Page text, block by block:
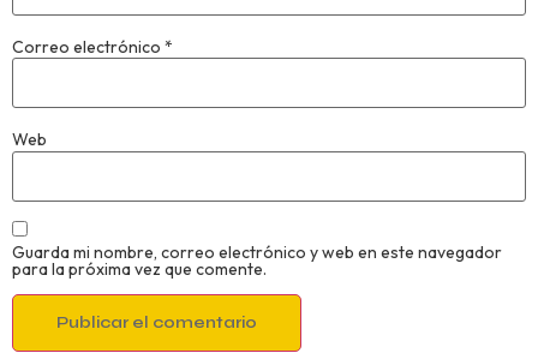
Correo electrónico *
Web
Guarda mi nombre, correo electrónico y web en este navegador
para la próxima vez que comente.